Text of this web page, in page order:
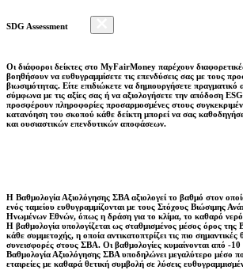
SDG Assessment
Οι διάφοροι δείκτες στο MyFairMoney παρέχουν
βοηθήσουν να ευθυγραμμίσετε τις επενδύσεις σας με τους
βιωσιμότητας. Είτε επιδιώκετε να δημιουργήσετε πραγματικό
σύμφωνα με τις αξίες σας ή να αξιολογήσετε την απόδοση
προσφέρουν πληροφορίες προσαρμοσμένες στους
κατανόηση του σκοπού κάθε δείκτη μπορεί να σας
και ουσιαστικών επενδυτικών αποφάσεων.
Η Βαθμολογία Αξιολόγησης ΣΒΑ αξιολογεί το βαθμό στον
ενός ταμείου ευθυγραμμίζονται με τους Στόχους Βιώσιμης
Ηνωμένων Εθνών, όπως η δράση για το κλίμα, το καθαρό νερό
Η βαθμολογία υπολογίζεται ως σταθμισμένος μέσος όρος
κάθε συμμετοχής, η οποία αντικατοπτρίζει τις πιο σημαντικές
συνεισφορές στους ΣΒΑ. Οι βαθμολογίες κυμαίνονται από -
Βαθμολογία Αξιολόγησης ΣΒΑ υποδηλώνει μεγαλύτερο μέσο
εταιρείες με καθαρά θετική συμβολή σε λύσεις